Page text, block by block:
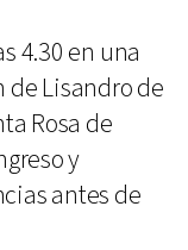
4.30 en una
de Lisandro de
Rosa de
y
antes de